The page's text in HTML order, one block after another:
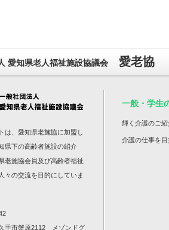
愛知県老人福祉施設協議会 愛老協
は、愛知県老施協に加盟し
県下の高齢者施設の紹介
老施協会員及び高齢者福祉
々の交流を目的にしていま
手市蟹原2112 メゾンドグ
一般・学生
輝く介護のご紹
介護の仕事を